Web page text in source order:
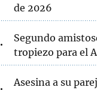
de 2026
Segundo
tropiezo para el
Asesina a su